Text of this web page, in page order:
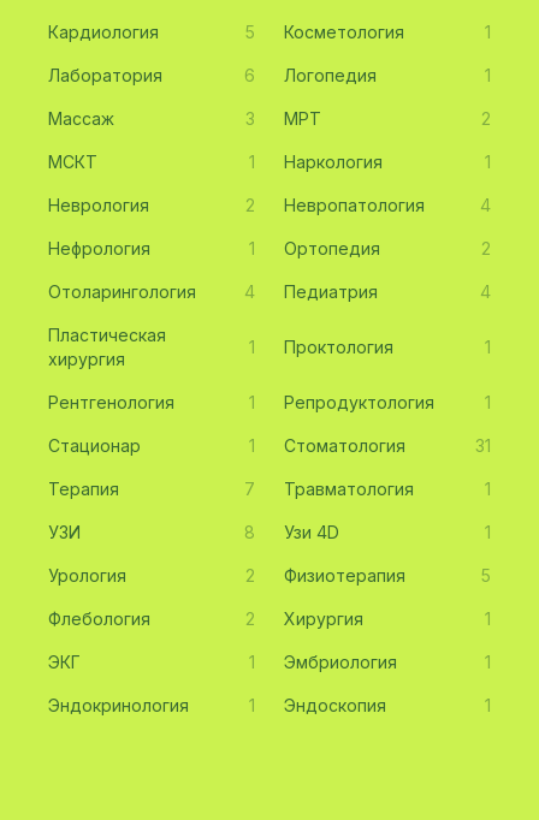
Кардиология 5 Косметология 1
Лаборатория 6 Логопедия 1
Массаж 3 МРТ 2
МСКТ 1 Наркология 1
Неврология 2 Невропатология 4
Нефрология 1 Ортопедия 2
Отоларингология 4 Педиатрия 4
Пластическая
хирургия
1 Проктология 1
Рентгенология 1 Репродуктология 1
Стационар 1 Стоматология 31
Терапия 7 Травматология 1
УЗИ 8 Узи 4D 1
Урология 2 Физиотерапия 5
Флебология 2 Хирургия 1
ЭКГ 1 Эмбриология 1
Эндокринология 1 Эндоскопия 1